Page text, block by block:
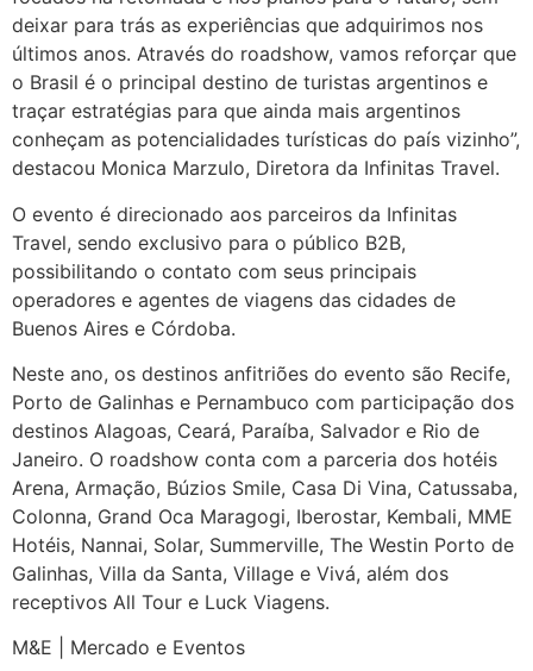
deixar para trás as experiências que adquirimos nos
últimos anos. Através do roadshow, vamos reforçar que
o Brasil é o principal destino de turistas argentinos e
traçar estratégias para que ainda mais argentinos
conheçam as potencialidades turísticas do país vizinho”,
destacou Monica Marzulo, Diretora da Infinitas Travel.
O evento é direcionado aos parceiros da Infinitas
Travel, sendo exclusivo para o público B2B,
possibilitando o contato com seus principais
operadores e agentes de viagens das cidades de
Buenos Aires e Córdoba.
Neste ano, os destinos anfitriões do evento são Recife,
Porto de Galinhas e Pernambuco com participação dos
destinos Alagoas, Ceará, Paraíba, Salvador e Rio de
Janeiro. O roadshow conta com a parceria dos hotéis
Arena, Armação, Búzios Smile, Casa Di Vina, Catussaba,
Colonna, Grand Oca Maragogi, Iberostar, Kembali, MME
Hotéis, Nannai, Solar, Summerville, The Westin Porto de
Galinhas, Villa da Santa, Village e Vivá, além dos
receptivos All Tour e Luck Viagens.
M&E | Mercado e Eventos